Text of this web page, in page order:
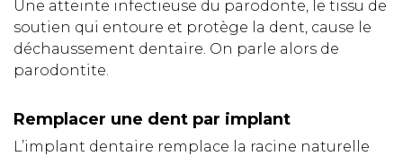
Une atteinte infectieuse du parodonte, le tissu de
soutien qui entoure et protège la dent, cause le
déchaussement dentaire. On parle alors de
parodontite.
Remplacer une dent par implant
L’implant dentaire remplace la racine naturelle